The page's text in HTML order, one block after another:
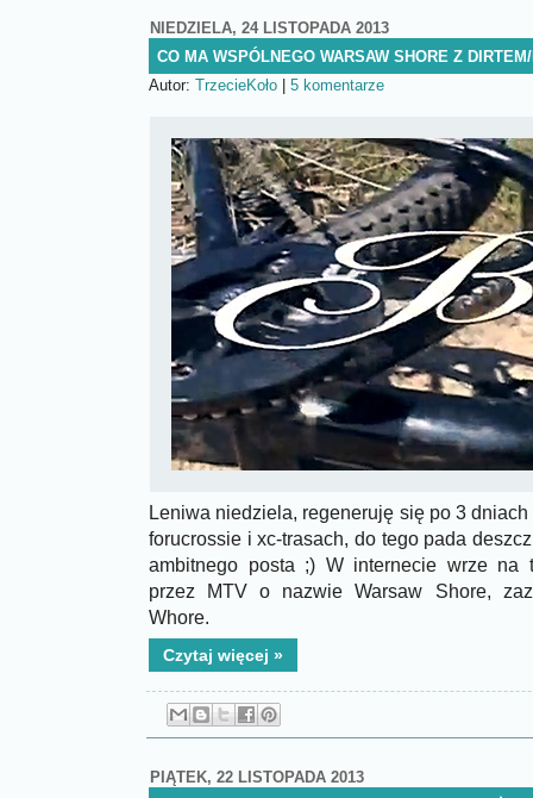
NIEDZIELA, 24 LISTOPADA 2013
CO MA WSPÓLNEGO WARSAW SHORE Z
Autor: TrzecieKoło 5 komentarze
Leniwa niedziela, regeneruję się po 3
forucrossie i xc-trasach, do tego pada
ambitnego posta ;) W internecie wrze na
przez MTV o nazwie Warsaw Shore,
Whore.
Czytaj więcej »
PIĄTEK, 22 LISTOPADA 2013